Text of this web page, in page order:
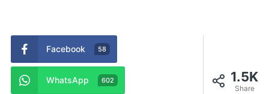
1.5K
Share
Facebook 58
WhatsApp 602